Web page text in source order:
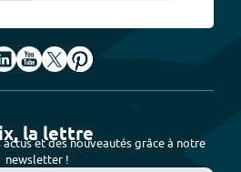
la lettre
et des nouveautés grâce à notre
newsletter !